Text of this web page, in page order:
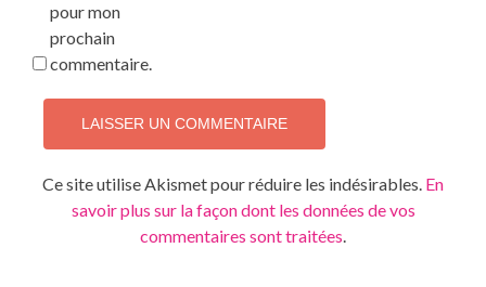
pour mon
prochain
commentaire.
Ce site utilise Akismet pour réduire les indésirables. En
savoir plus sur la façon dont les données de vos
commentaires sont traitées.